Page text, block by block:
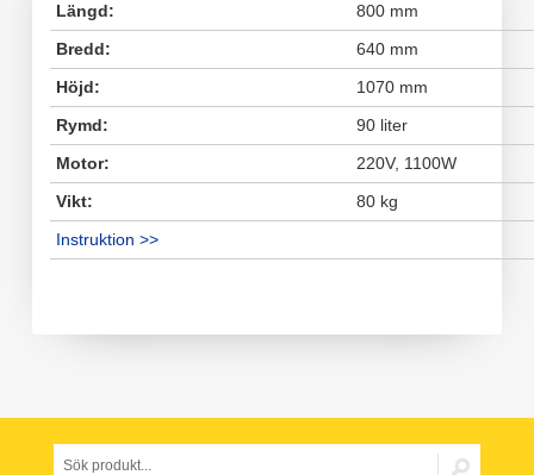
Längd:
800 mm
Bredd:
640 mm
Höjd:
1070 mm
Rymd:
90 liter
Motor:
220V, 1100W
Vikt:
80 kg
Instruktion >>